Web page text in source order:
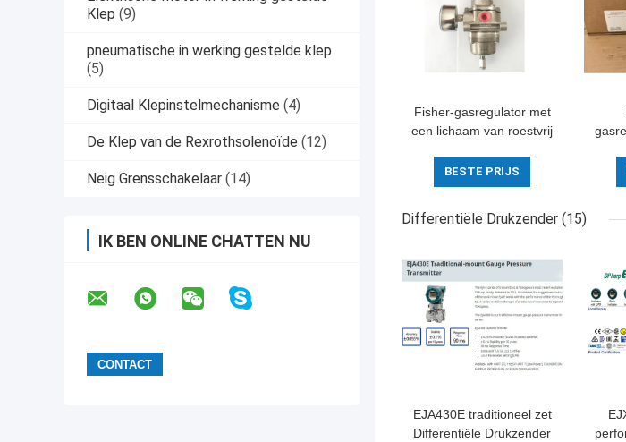
Klep (9)
pneumatische in werking gestelde klep
(5)
Digitaal Klepinstelmechanisme (4)
De Klep van de Rexrothsolenoïde (12)
Neig Grensschakelaar (14)
IK BEN ONLINE CHATTEN NU
Fisher-gasregulator met
een lichaam van roestvrij
van 250 psi voor
offshore-toepassingen
BESTE PRIJS
Differentiële Drukzender (15)
EJA430E traditioneel zet
Differentiële Drukzender